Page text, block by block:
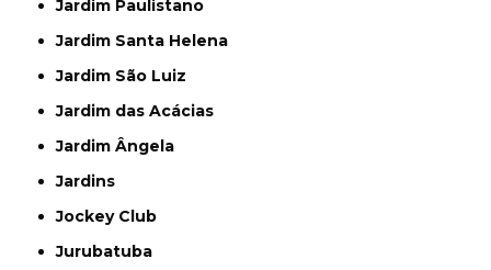
Jardim Paulistano
Jardim Santa Helena
Jardim São Luiz
Jardim das Acácias
Jardim Ângela
Jardins
Jockey Club
Jurubatuba